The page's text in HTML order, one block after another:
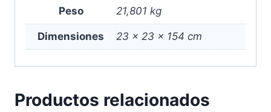
Peso 21,801 kg
Dimensiones 23 × 23 × 154 cm
Productos relacionados